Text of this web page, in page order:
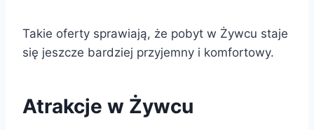
Takie oferty sprawiają, że pobyt w Żywcu staje
się jeszcze bardziej przyjemny i komfortowy.
Atrakcje w Żywcu